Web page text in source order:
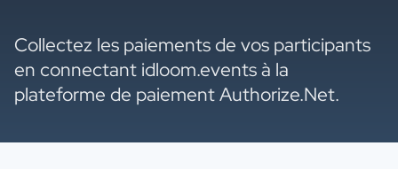
Collectez les paiements de vos participants
en connectant idloom.events à la
plateforme de paiement Authorize.Net.